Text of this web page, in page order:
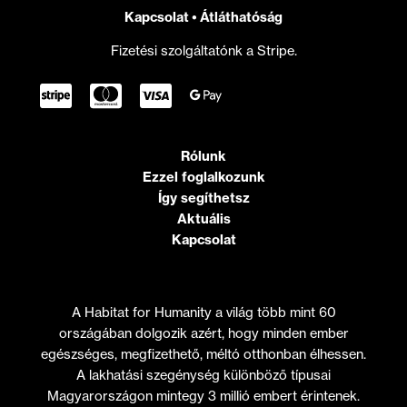
Kapcsolat• Átláthatóság
Fizetési szolgáltatónk a Stripe.
Rólunk
Ezzel foglalkozunk
Így segíthetsz
Aktuális
Kapcsolat
A Habitat for Humanity a világ több mint 60
országában dolgozik azért, hogy minden ember
egészséges, megfizethető, méltó otthonban élhessen.
A lakhatási szegénység különböző típusai
Magyarországon mintegy 3 millió embert érintenek.